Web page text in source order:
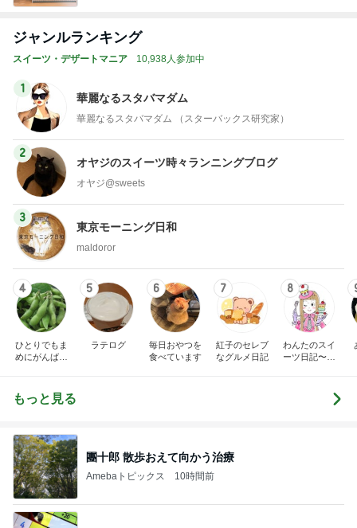
ジャンルランキング
スイーツ・デザートマニア 10,938人参加中
1
華麗なるスタバマダム
華麗なるスタバマダム （スターバックス研究家）
2
オヤジのスイーツ時々ランニングブログ
オヤジ@sweets
3
東京モーニング日和
maldoror
4
ひとりでもま
めにがんばる
5
ラテログ
6
毎日おやつを
食べています
7
紅子のセレブ
なグルメ日記
8
わんたのスイ
ーツ日記〜小
もっと見る
團十郎 散歩おえて向かう治療
Amebaトピックス 10時間前